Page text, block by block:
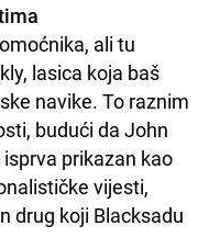
ali tu
lasica koja baš
navike. To raznim
budući da John
prikazan kao
vijesti,
drug koji Blacksadu